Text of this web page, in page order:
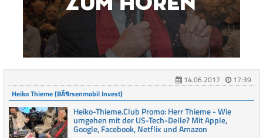
14.06.2017
17:39
Heiko Thieme (BÃ¶rsenmobil Invest)
Heiko-Thieme.Club Promo: Herr Thieme - Wie
umgehen mit der US-Tech-Delle? Mit Apple,
Google, Facebook, Netflix und Amazon